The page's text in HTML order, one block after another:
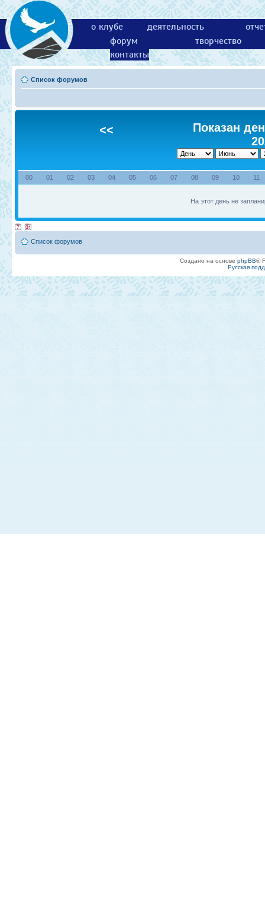
о клубе деятельность
форум
творчество
контакты
Список форумов
<<
Показан
00 01 02 03 04 05 06 07 08 09 10 11
На этот день не
Список форумов
Создано на основе phpBB®
Русская